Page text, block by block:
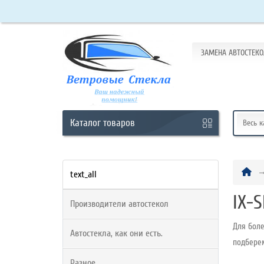
ЗАМЕНА
Каталогтоваров Весь
text_all
Производители автостекол
Автостекла, как они есть.
IX-
Для